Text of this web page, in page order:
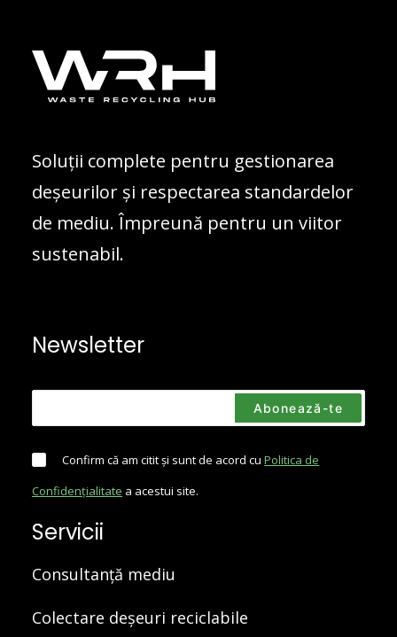
Soluții complete pentru gestionarea
deșeurilor și respectarea standardelor
de mediu. Împreună pentru un viitor
sustenabil.
Newsletter
Confirm că am citit și sunt de acord cuPolitica de
Confidențialitate a acestui site.
Servicii
Consultanță mediu
Colectare deșeuri reciclabile